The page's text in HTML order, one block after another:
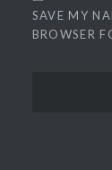
SAVE MY
BROWSER